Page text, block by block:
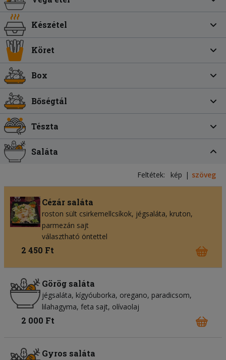
Készétel
Köret
Box
Bőségtál
Tészta
Saláta
Feltétek: kép szöveg
Cézár saláta
roston sült csirkemellcsíkok jégsaláta kruton
parmezán sajt
választható öntettel
2 450 Ft
Görög saláta
jégsaláta kígyóuborka oregano paradicsom
lilahagyma feta sajt olívaolaj
2 000 Ft
Gyros saláta